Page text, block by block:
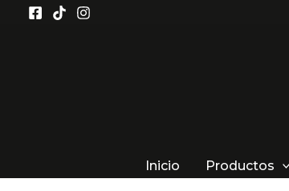
Inicio Productos